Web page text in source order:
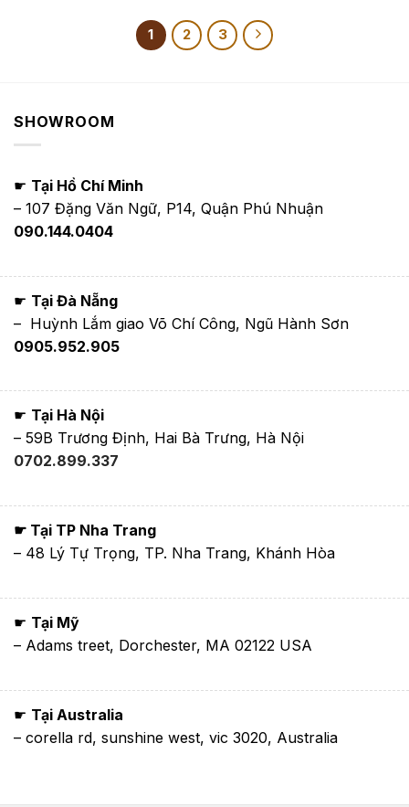
1 2 3
SHOWROOM
☛ Tại Hồ Chí Minh
– 107 Đặng Văn Ngữ, P14, Quận Phú Nhuận
090.144.0404
☛ Tại Đà Nẵng
– Huỳnh Lắm giao Võ Chí Công, Ngũ Hành Sơn
0905.952.905
☛ Tại Hà Nội
– 59B Trương Định, Hai Bà Trưng, Hà Nội
0702.899.337
☛ Tại TP Nha Trang
– 48 Lý Tự Trọng, TP. Nha Trang, Khánh Hòa
☛ Tại Mỹ
– Adams treet, Dorchester, MA 02122 USA
☛ Tại Australia
– corella rd, sunshine west, vic 3020, Australia